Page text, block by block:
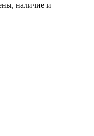
наличие и